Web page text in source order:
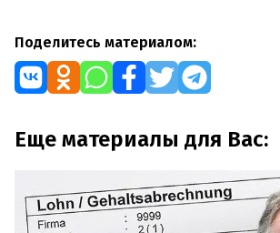
Поделитесь материалом:
Еще материалы для Вас: